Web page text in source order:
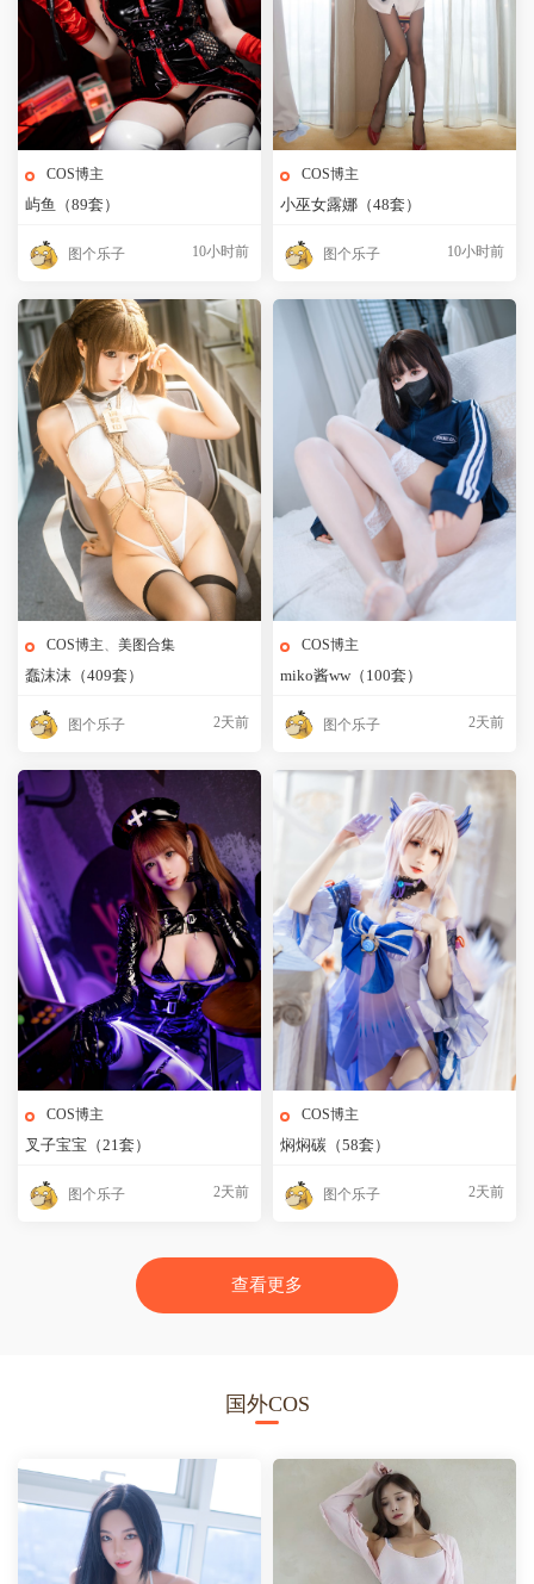
COS博主
屿鱼（89套）
图个乐子 10小时前
COS博主
小巫女露娜（48套）
图个乐子 10小时前
COS博主 美图合集
蠢沫沫（409套）
图个乐子 2天前
COS博主
miko酱ww（100套）
图个乐子 2天前
COS博主
叉子宝宝（21套）
图个乐子 2天前
COS博主
焖焖碳（58套）
图个乐子 2天前
查看更多
国外COS